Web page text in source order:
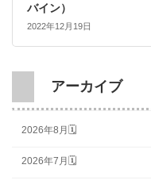
バイン）
2022年12月19日
アーカイブ
2026年8月🗓
2026年7月🗓